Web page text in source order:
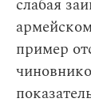
слабая
пример